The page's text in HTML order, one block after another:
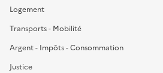
Logement
Transports - Mobilité
Argent - Impôts - Consommation
Justice